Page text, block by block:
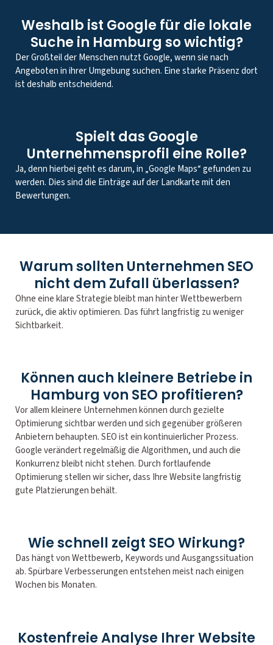
Weshalb ist Google für die lokale
Suche in Hamburg so wichtig?
Der Großteil der Menschen nutzt Google, wenn sie nach
Angeboten in ihrer Umgebung suchen. Eine starke Präsenz dort
ist deshalb entscheidend.
Spielt das Google
Unternehmensprofil eine Rolle?
Ja, denn hierbei geht es darum, in „Google Maps“ gefunden zu
werden. Dies sind die Einträge auf der Landkarte mit den
Bewertungen.
Warum sollten Unternehmen SEO
nicht dem Zufall überlassen?
Ohne eine klare Strategie bleibt man hinter Wettbewerbern
zurück, die aktiv optimieren. Das führt langfristig zu weniger
Sichtbarkeit.
Können auch kleinere Betriebe in
Hamburg von SEO profitieren?
Vor allem kleinere Unternehmen können durch gezielte
Optimierung sichtbar werden und sich gegenüber größeren
Anbietern behaupten. SEO ist ein kontinuierlicher Prozess.
Google verändert regelmäßig die Algorithmen, und auch die
Konkurrenz bleibt nicht stehen. Durch fortlaufende
Optimierung stellen wir sicher, dass Ihre Website langfristig
gute Platzierungen behält.
Wie schnell zeigt SEO Wirkung?
Das hängt von Wettbewerb, Keywords und Ausgangssituation
ab. Spürbare Verbesserungen entstehen meist nach einigen
Wochen bis Monaten.
Kostenfreie Analyse Ihrer Website